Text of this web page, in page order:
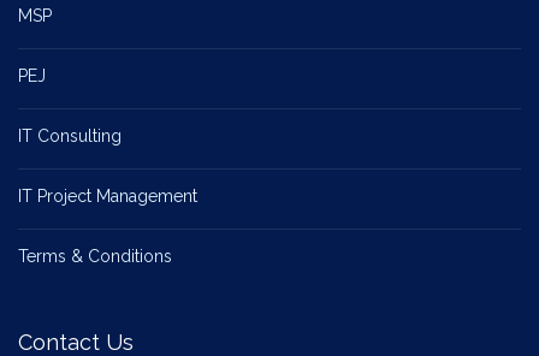
MSP
PEJ
IT Consulting
IT Project Management
Terms & Conditions
Contact Us